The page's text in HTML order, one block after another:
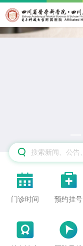


门诊时间

预约挂号
 